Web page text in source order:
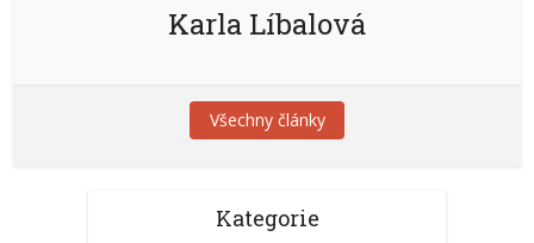
Karla Líbalová
Všechny články
Kategorie